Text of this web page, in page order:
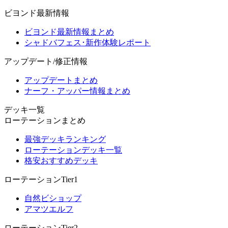
ビヨンド最新情報
ビヨンド最新情報まとめ
シャドバフェス･新作体験レポート
アップデート/修正情報
アップデートまとめ
ナーフ・アッパー情報まとめ
デッキ一覧
ローテーションまとめ
最強デッキランキング
ローテーションデッキ一覧
格安おすすめデッキ
ローテーションTier1
自然ビショップ
アマツエルフ